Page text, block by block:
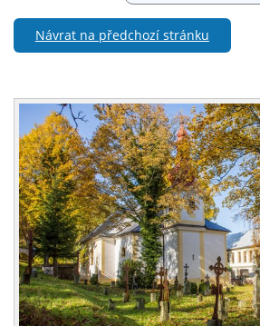
Návrat na předchozí stránku